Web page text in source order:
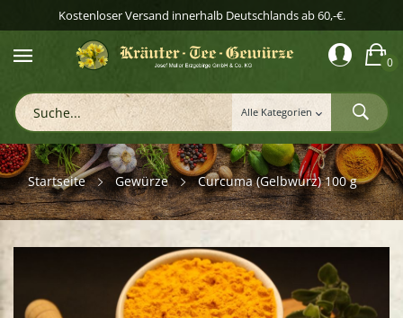
Kostenloser Versand innerhalb Deutschlands ab 60,-€.
0
Startseite Gewürze Curcuma (Gelbwurz) 100 g